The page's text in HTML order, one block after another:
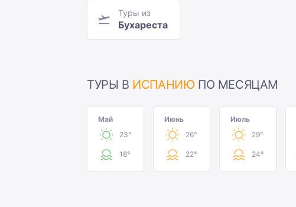
Туры из
Бухареста
ТУРЫ В ИСПАНИЮ ПО МЕСЯЦАМ
Май
23°
18°
Июнь
26°
22°
Июль
29°
24°